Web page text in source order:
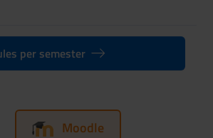
per semester
Moodle